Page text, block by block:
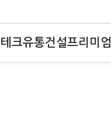
테크유통건설프리미엄